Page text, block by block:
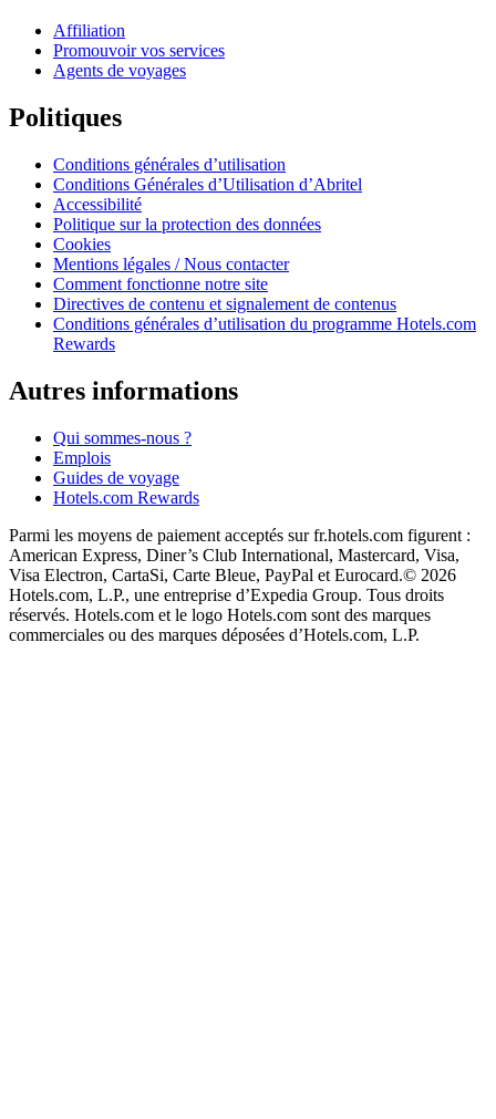
Affiliation
Promouvoir vos services
Agents de voyages
Politiques
Conditions générales d’utilisation
Conditions Générales d’Utilisation d’Abritel
Accessibilité
Politique sur la protection des données
Cookies
Mentions légales / Nous contacter
Comment fonctionne notre site
Directives de contenu et signalement de contenus
Conditions générales d’utilisation du programme Hotels.com
Rewards
Autres informations
Qui sommes-nous ?
Emplois
Guides de voyage
Hotels.com Rewards
Parmi les moyens de paiement acceptés sur fr.hotels.com figurent :
American Express, Diner’s Club International, Mastercard, Visa,
Visa Electron, CartaSi, Carte Bleue, PayPal et Eurocard.© 2026
Hotels.com, L.P., une entreprise d’Expedia Group. Tous droits
réservés. Hotels.com et le logo Hotels.com sont des marques
commerciales ou des marques déposées d’Hotels.com, L.P.